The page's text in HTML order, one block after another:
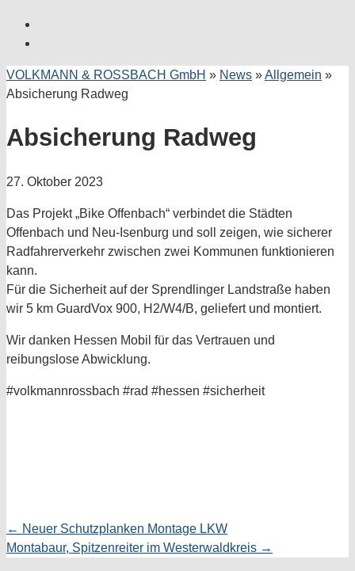
VOLKMANN & ROSSBACH GmbH » News »Allgemein »
Absicherung Radweg
Absicherung Radweg
27. Oktober 2023
Das Projekt „Bike Offenbach“ verbindet die Städten
Offenbach und Neu-Isenburg und soll zeigen, wie sicherer
Radfahrerverkehr zwischen zwei Kommunen funktionieren
kann.
Für die Sicherheit auf der Sprendlinger Landstraße haben
wir 5 km GuardVox 900, H2/W4/B, geliefert und montiert.
Wir danken Hessen Mobil für das Vertrauen und
reibungslose Abwicklung.
#volkmannrossbach #rad #hessen #sicherheit
Posts
← Neuer Schutzplanken Montage LKW
Montabaur, Spitzenreiter im Westerwaldkreis →